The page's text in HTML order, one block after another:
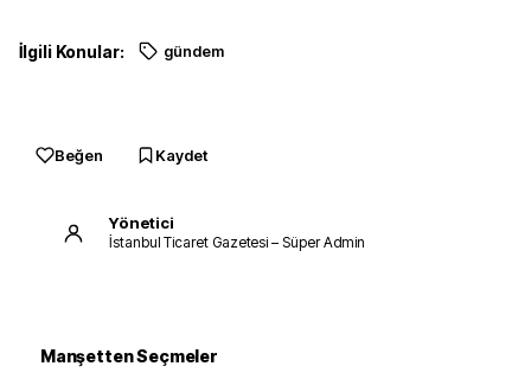
İlgili Konular: gündem
Beğen Kaydet
Yönetici
İstanbul Ticaret Gazetesi – Süper Admin
Manşetten Seçmeler